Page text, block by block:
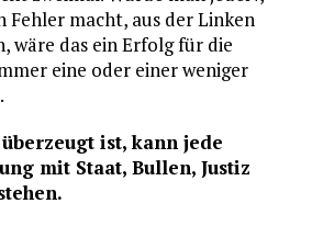
Fehler macht, aus der Linken
wäre das ein Erfolg für die
eine oder einer weniger
ist, kann jede
mit Staat, Bullen, Justiz